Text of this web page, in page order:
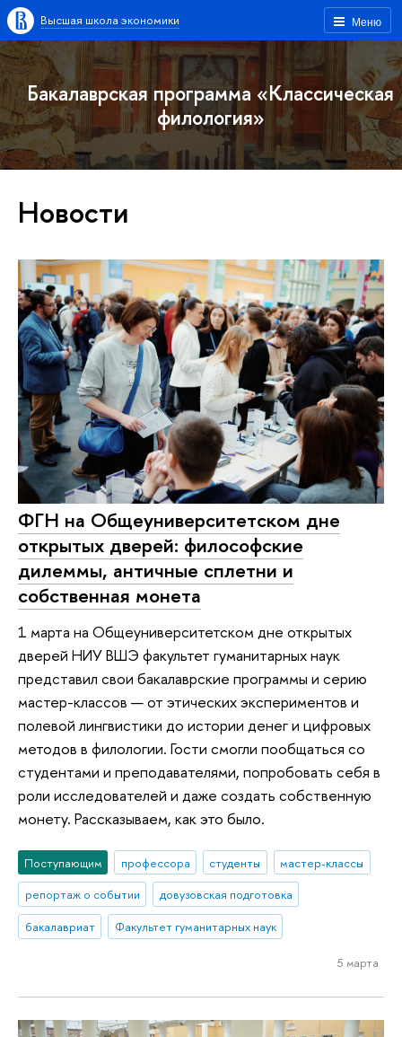
Меню
Высшая школа экономики
Бакалаврская программа «Классическая
филология»
Новости
ФГН на Общеуниверситетском дне
открытых дверей: философские
дилеммы, античные сплетни и
собственная монета
1 марта на Общеуниверситетском дне открытых
дверей НИУ ВШЭ факультет гуманитарных наук
представил свои бакалаврские программы и серию
мастер-классов — от этических экспериментов и
полевой лингвистики до истории денег и цифровых
методов в филологии. Гости смогли пообщаться со
студентами и преподавателями, попробовать себя в
роли исследователей и даже создать собственную
монету. Рассказываем, как это было.
Поступающим профессора студенты
мастер-классы
репортаж о событии
довузовская подготовка
бакалавриат
Факультет гуманитарных наук
5 марта